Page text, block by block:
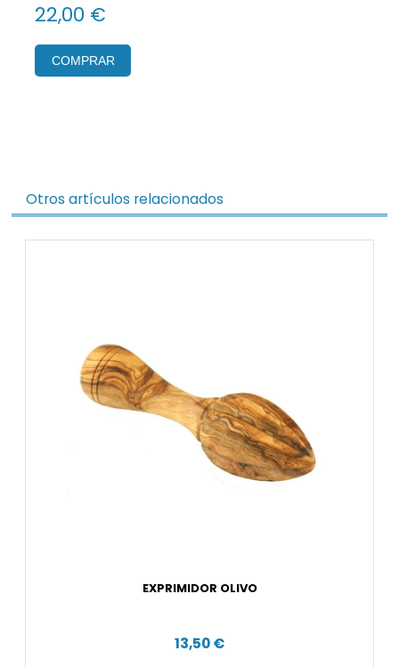
22,00 €
COMPRAR
Otros artículos relacionados
EXPRIMIDOR OLIVO
13,50 €